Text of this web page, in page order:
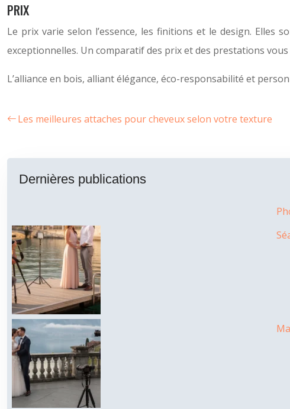
PRIX
Le prix varie selon l’essence, les finitions et le design.
exceptionnelles. Un comparatif des prix et des prestations
L’alliance en bois, alliant élégance, éco-responsabilité et
Les meilleures attaches pour cheveux selon votre texture
Dernières publications